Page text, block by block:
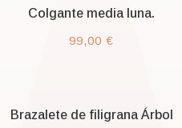
Colgante media luna.
99,00€
Brazalete de filigrana Árbol